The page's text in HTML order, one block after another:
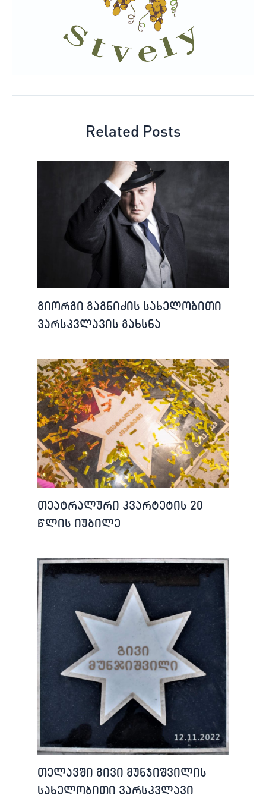
Related Posts
გიორგი გაგნიძის სახელობითი
ვარსკვლავის გახსნა
თეატრალური კვარტეტის 20
წლის იუბილე
თელავში გივი მუნჯიშვილის
სახელობითი ვარსკვლავი